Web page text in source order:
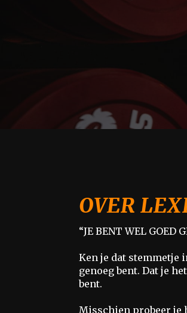
OVER
“JE BENT WEL GOED
Ken je dat stemmetje
genoeg bent. Dat je
bent.
Misschien probeer je